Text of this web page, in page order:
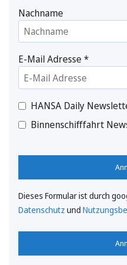
Nachname
E-Mail Adresse*
HANSA Daily
Binnenschifffahrt
Dieses Formular ist durch
Datenschutz und